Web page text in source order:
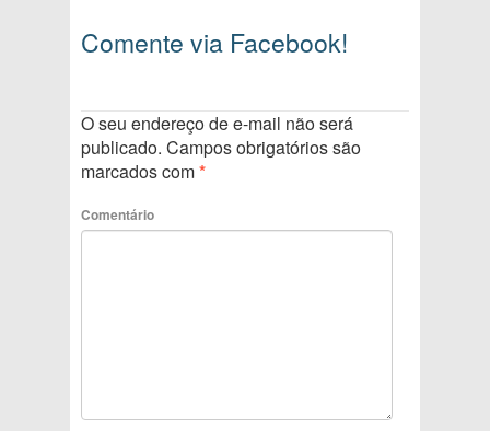
Comente via Facebook!
O seu endereço de e-mail não será
publicado. Campos obrigatórios são
marcados com*
Comentário